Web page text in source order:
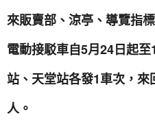
來販賣部、涼亭、導覽指
電動接駁車自5月24日起
站、天堂站各發1車次，
人。